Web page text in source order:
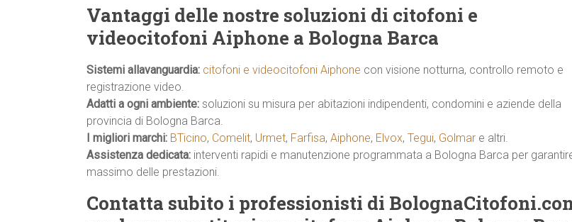
Vantaggi delle nostre soluzioni di citofoni e
videocitofoni Aiphone a Bologna Barca
Sistemi allavanguardia: citofoni e videocitofoni Aiphone con visione notturna, controllo remoto e
registrazione video.
Adatti a ogni ambiente: soluzioni su misura per abitazioni indipendenti, condomini e aziende della
provincia di Bologna Barca.
I migliori marchi: BTicino, Comelit, Urmet, Farfisa, Aiphone, Elvox, Tegui, Golmar e altri.
Assistenza dedicata: interventi rapidi e manutenzione programmata a Bologna Barca per
massimo delle prestazioni.
Contatta subito i professionisti di